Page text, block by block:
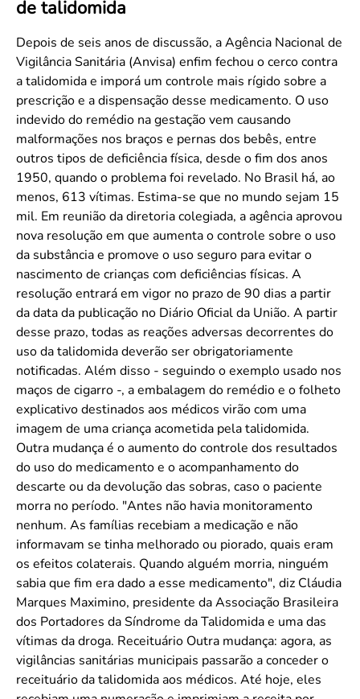
Convenção Coletiva 2025/2026 – Piso salarial Farmácias e Drogaria
Calendário Eleitoral
Candidatos
Votação
Dúvidas Frequentes
Eleições Anteriores
de talidomida
Depois de seis anos de discussão, a Agência Nacional de
Vigilância Sanitária (Anvisa) enfim fechou o cerco contra
a talidomida e imporá um controle mais rígido sobre a
prescrição e a dispensação desse medicamento. O uso
indevido do remédio na gestação vem causando
malformações nos braços e pernas dos bebês, entre
outros tipos de deficiência física, desde o fim dos anos
1950, quando o problema foi revelado. No Brasil há, ao
menos, 613 vítimas. Estima-se que no mundo sejam 15
mil. Em reunião da diretoria colegiada, a agência aprovou
nova resolução em que aumenta o controle sobre o uso
da substância e promove o uso seguro para evitar o
nascimento de crianças com deficiências físicas. A
resolução entrará em vigor no prazo de 90 dias a partir
da data da publicação no Diário Oficial da União. A partir
desse prazo, todas as reações adversas decorrentes do
uso da talidomida deverão ser obrigatoriamente
notificadas. Além disso - seguindo o exemplo usado nos
maços de cigarro -, a embalagem do remédio e o folheto
explicativo destinados aos médicos virão com uma
imagem de uma criança acometida pela talidomida.
Outra mudança é o aumento do controle dos resultados
do uso do medicamento e o acompanhamento do
descarte ou da devolução das sobras, caso o paciente
morra no período. "Antes não havia monitoramento
nenhum. As famílias recebiam a medicação e não
informavam se tinha melhorado ou piorado, quais eram
os efeitos colaterais. Quando alguém morria, ninguém
sabia que fim era dado a esse medicamento", diz Cláudia
Marques Maximino, presidente da Associação Brasileira
dos Portadores da Síndrome da Talidomida e uma das
vítimas da droga. Receituário Outra mudança: agora, as
vigilâncias sanitárias municipais passarão a conceder o
receituário da talidomida aos médicos. Até hoje, eles